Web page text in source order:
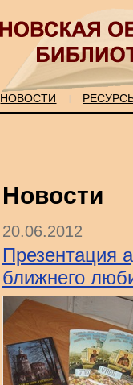
НОВОСТИ
Новости
20.06.2012
Презентация
ближнего